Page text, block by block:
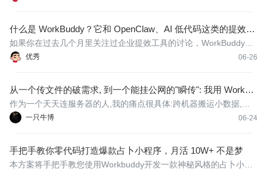
什么是 WorkBuddy？它和 OpenClaw、AI 低代码这类的提效工
具有什么区别？
优秀 06-26
如果你在过去几个月里关注过企业提效工具的讨论，WorkBuddy这
个名字大概率已经在你的信息流里出现过不止一次。有人把它和Op
啥不一样
从一个传文件的破需求, 到一个能挂公网的"瞬传": 我用 WorkBu
ddy 把它从 HTML 一路做到了 Java
一只牛博 06-24
作为一个天天连服务器的人,我的痛点很具体:跨机器搬运小数据,成
本高得离谱。
手把手教你零代码打造爆款占卜小程序，月活 10W+ 不是梦
本方案将手把手教您使用Workbuddy开发一款神秘风格的占卜小程